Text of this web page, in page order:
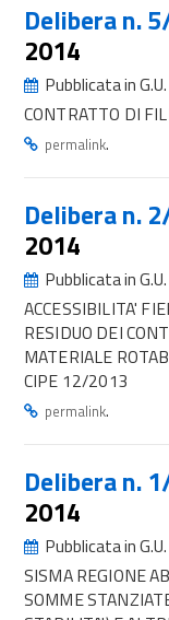
Delibera n.
2014
Pubblicata in
CONTRATTO DI
permalink.
Delibera n.
2014
Pubblicata in
ACCESSIBILITA'
RESIDUO DEI
MATERIALE
CIPE 12/2013
permalink.
Delibera n.
2014
Pubblicata in
SISMA REGIONE
SOMME